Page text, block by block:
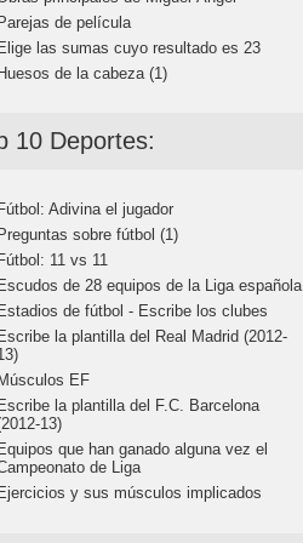
de película
las sumas cuyo resultado es 23
de la cabeza (1)
10 Deportes:
Adivina el jugador
sobre fútbol (1)
11 vs 11
de 28 equipos de la Liga española
de fútbol - Escribe los clubes
la plantilla del Real Madrid (2012-
EF
la plantilla del F.C. Barcelona
13)
que han ganado alguna vez el
de Liga
y sus músculos implicados